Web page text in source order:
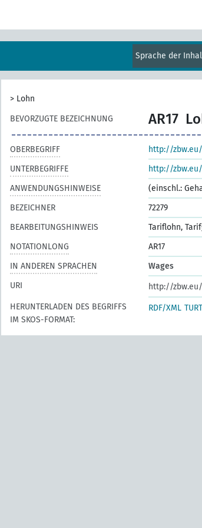
Sprache der
> Lohn
BEVORZUGTE BEZEICHNUNG
AR17
OBERBEGRIFF http://
UNTERBEGRIFFE
http://
ANWENDUNGSHINWEISE
(einschl.:
BEZEICHNER
72279
BEARBEITUNGSHINWEIS
Tariflohn,
NOTATIONLONG
AR17
IN ANDEREN SPRACHEN
Wages
URI
http://
HERUNTERLADEN DES BEGRIFFS
IM SKOS-FORMAT:
RDF/XML